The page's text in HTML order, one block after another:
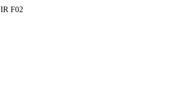
F02